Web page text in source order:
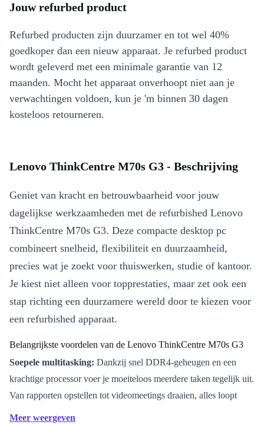
Jouw refurbed product
Refurbed producten zijn duurzamer en tot wel 40%
goedkoper dan een nieuw apparaat. Je refurbed product
wordt geleverd met een minimale garantie van 12
maanden. Mocht het apparaat onverhoopt niet aan je
verwachtingen voldoen, kun je 'm binnen 30 dagen
kosteloos retourneren.
Lenovo ThinkCentre M70s G3 - Beschrijving
Geniet van kracht en betrouwbaarheid voor jouw
dagelijkse werkzaamheden met de refurbished Lenovo
ThinkCentre M70s G3. Deze compacte desktop pc
combineert snelheid, flexibiliteit en duurzaamheid,
precies wat je zoekt voor thuiswerken, studie of kantoor.
Je kiest niet alleen voor topprestaties, maar zet ook een
stap richting een duurzamere wereld door te kiezen voor
een refurbished apparaat.
Belangrijkste voordelen van de Lenovo ThinkCentre M70s G3
Soepele multitasking: Dankzij snel DDR4-geheugen en een
krachtige processor voer je moeiteloos meerdere taken tegelijk uit.
Van rapporten opstellen tot videomeetings draaien, alles loopt
Meer weergeven